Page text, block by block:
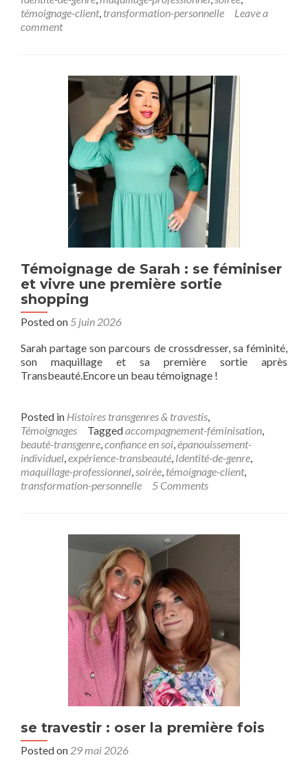
témoignage-client, transformation-personnelle
Leave a
comment
Témoignage de Sarah : se féminiser
et vivre une première sortie
shopping
Posted on 5 juin 2026
Sarah partage son parcours de crossdresser, sa féminité,
son maquillage et sa première sortie après
Transbeauté.Encore un beau témoignage !
Posted in Histoires transgenres & travestis,
Témoignages
Taggedaccompagnement-féminisation,
beauté-transgenre,confiance en soi,épanouissement-
individuel,expérience-transbeauté, Identité-de-genre,
maquillage-professionnel,soirée, témoignage-client,
transformation-personnelle
5 Comments
se travestir : oser la première fois
Posted on 29 mai 2026